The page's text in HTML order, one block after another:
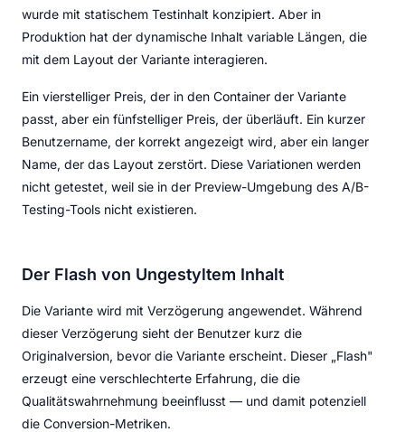
wurde mit statischem Testinhalt konzipiert. Aber in
Produktion hat der dynamische Inhalt variable Längen, die
mit dem Layout der Variante interagieren.
Ein vierstelliger Preis, der in den Container der Variante
passt, aber ein fünfstelliger Preis, der überläuft. Ein kurzer
Benutzername, der korrekt angezeigt wird, aber ein langer
Name, der das Layout zerstört. Diese Variationen werden
nicht getestet, weil sie in der Preview-Umgebung des A/B-
Testing-Tools nicht existieren.
Der Flash von Ungestyltem Inhalt
Die Variante wird mit Verzögerung angewendet. Während
dieser Verzögerung sieht der Benutzer kurz die
Originalversion, bevor die Variante erscheint. Dieser „Flash"
erzeugt eine verschlechterte Erfahrung, die die
Qualitätswahrnehmung beeinflusst — und damit potenziell
die Conversion-Metriken.